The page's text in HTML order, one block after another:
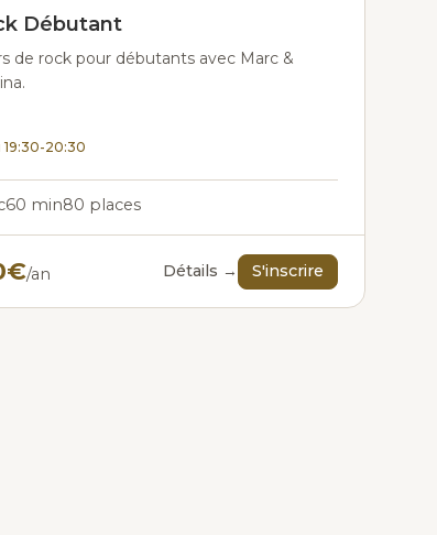
Débutant
de rock pour débutants avec Marc &
19:30-20:30
60 min80 places
/an Détails → S'inscrire